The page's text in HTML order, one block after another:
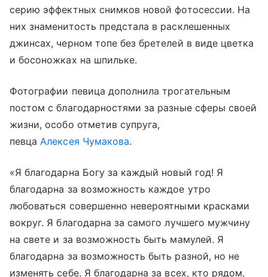
серию эффектных снимков новой фотосессии. На
них знаменитость предстала в расклешенных
джинсах, черном топе без бретелей в виде цветка
и босоножках на шпильке.
Фотографии певица дополнила трогательным
постом с благодарностями за разные сферы своей
жизни, особо отметив супруга,
певцаАлексея Чумакова.
«Я благодарна Богу за каждый новый год! Я
благодарна за возможность каждое утро
любоваться совершенно невероятными красками
вокруг. Я благодарна за самого лучшего мужчину
на свете и за возможность быть мамулей. Я
благодарна за возможность быть разной, но не
изменять себе. Я благодарна за всех, кто рядом,